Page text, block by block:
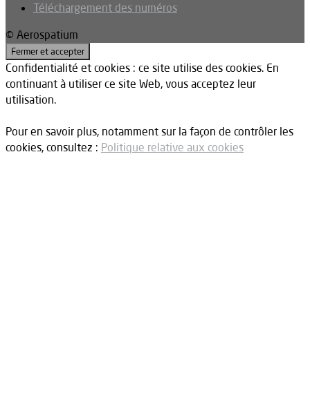
Téléchargement des numéros
© Aerospatium
Confidentialité et cookies : ce site utilise des cookies. En
continuant à utiliser ce site Web, vous acceptez leur
utilisation.
Pour en savoir plus, notamment sur la façon de contrôler les
cookies, consultez : Politique relative aux cookies